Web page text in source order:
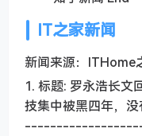
IT之家新闻
新闻来源：ITHome
1. 标题: 罗永浩长文
技集中被黑四年，